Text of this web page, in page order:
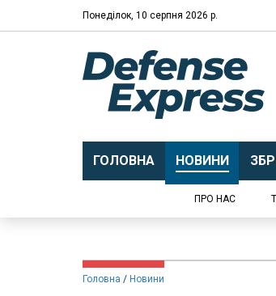
Понеділок, 10 серпня 2026 р.
ГОЛОВНА НОВИНИ
ПРО НАС
Головна Новини